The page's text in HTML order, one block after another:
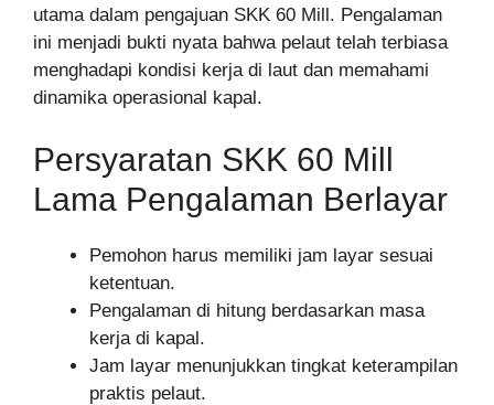
utama dalam pengajuan SKK 60 Mill. Pengalaman
ini menjadi bukti nyata bahwa pelaut telah terbiasa
menghadapi kondisi kerja di laut dan memahami
dinamika operasional kapal.
Persyaratan SKK 60 Mill
Lama Pengalaman Berlayar
Pemohon harus memiliki jam layar sesuai
ketentuan.
Pengalaman di hitung berdasarkan masa
kerja di kapal.
Jam layar menunjukkan tingkat keterampilan
praktis pelaut.